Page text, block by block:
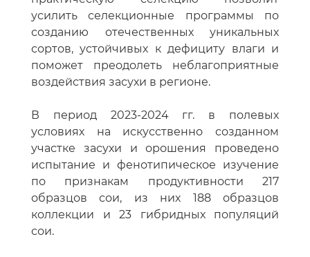
усилить селекционные программы по
созданию отечественных уникальных
сортов, устойчивых к дефициту влаги и
поможет преодолеть неблагоприятные
воздействия засухи в регионе.
В период 2023-2024 гг. в полевых
условиях на искусственно созданном
участке засухи и орошения проведено
испытание и фенотипическое изучение
по признакам продуктивности 217
образцов сои, из них 188 образцов
коллекции и 23 гибридных популяций
сои.